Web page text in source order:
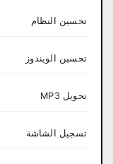
تحسين النظام
تحسين الويندوز
تحويل MP3
تسجيل الشاشة